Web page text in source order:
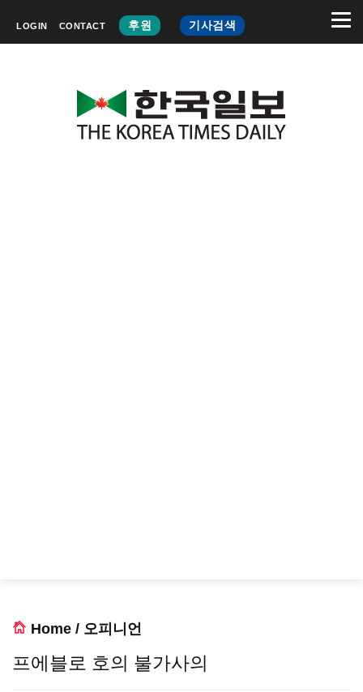
LOGIN CONTACT 후원 기사검색
Home / 오피니언
프에블로 호의 불가사의